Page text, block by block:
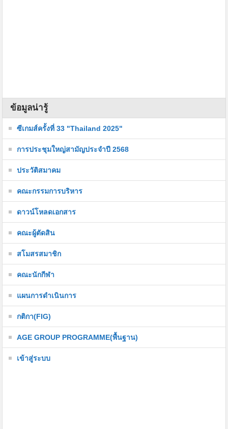
ข้อมูลน่ารู้
ซีเกมส์ครั้งที่ 33 "Thailand 2025"
การประชุมใหญ่สามัญประจำปี 2568
ประวัติสมาคม
คณะกรรมการบริหาร
ดาวน์โหลดเอกสาร
คณะผู้ตัดสิน
สโมสรสมาชิก
คณะนักกีฬา
แผนการดำเนินการ
กติกา(FIG)
AGE GROUP PROGRAMME(พื้นฐาน)
เข้าสู่ระบบ